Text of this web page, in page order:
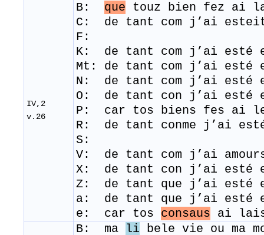
IV,2
v.26
B: que touz bien fez ai
C: de tant com j’ai
F:
K: de tant com j’ai
Mt: de tant com j’ai
N: de tant com j’ai esté
O: de tant con j’ai esté
P: car tos biens fes ai
R: de tant conme j’ai
S:
V: de tant com j’ai
X: de tant con j’ai
Z: de tant que j’ai
a: de tant que j’ai
e: car tos consaus ai
B: ma li bele vie ou ma